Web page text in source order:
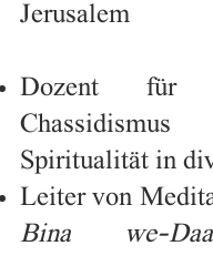
Jerusalem
Dozent für
Spiritualität in
Leiter von
Bina we-